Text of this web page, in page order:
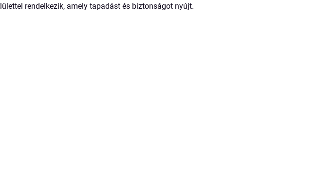
rendelkezik, amely tapadást és biztonságot nyújt.